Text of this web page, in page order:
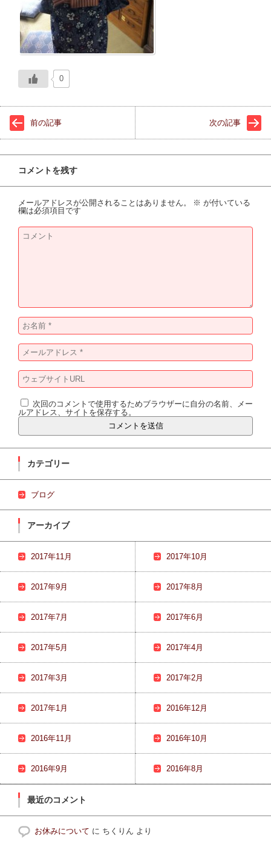
0
前の記事 次の記事
コメントを残す
メールアドレスが公開されることはありません。 ※ が付いている
欄は必須項目です
次回のコメントで使用するためブラウザーに自分の名前、メー
ルアドレス、サイトを保存する。
カテゴリー
ブログ
アーカイブ
2017年11月 2017年10月
2017年9月 2017年8月
2017年7月 2017年6月
2017年5月 2017年4月
2017年3月 2017年2月
2017年1月 2016年12月
2016年11月 2016年10月
2016年9月 2016年8月
最近のコメント
お休みについて に ちくりん より